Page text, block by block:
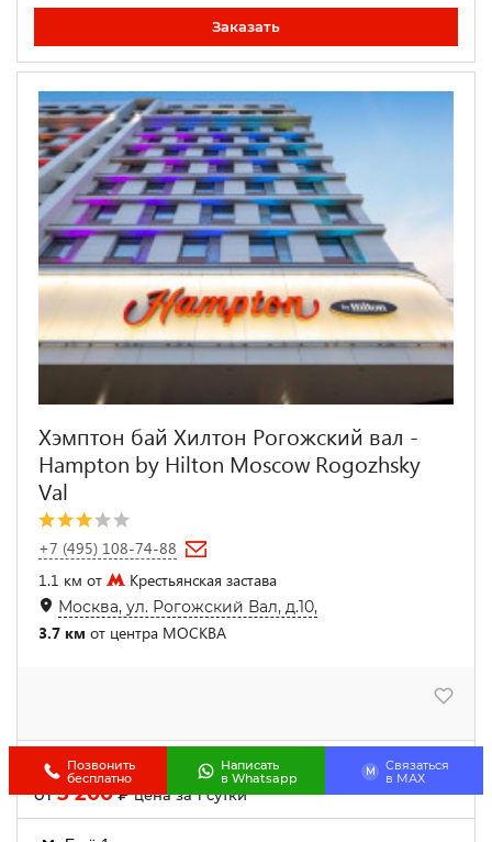
Заказать
Хэмптон бай Хилтон Рогожский вал -
Hampton by Hilton Moscow Rogozhsky
Val
+7 (495) 108-74-88
1.1 км от
Крестьянская застава
Москва, ул. Рогожский Вал, д.10,
3.7 км от центра МОСКВА
Двухместный номер
от5 200₽цена за 1 сутки
Позвонить
бесплатно
Написать
в Whatsapp
M
Связаться
в МАХ